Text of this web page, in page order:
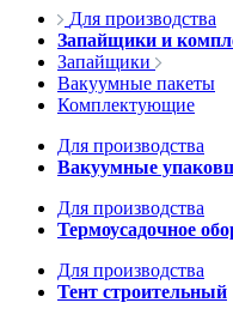
Для производства
Запайщики и
Запайщики
Вакуумные пакеты
Комплектующие
Для производства
Вакуумные
Для производства
Термоусадочное
Для производства
Тент строительный